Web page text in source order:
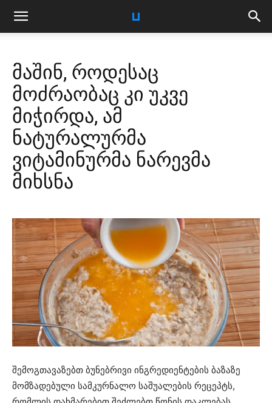
მაშინ, როდესაც
მოძრაობაც კი უკვე
მიჭირდა, ამ
ნატურალურმა
ვიტამინურმა ნარევმა
მიხსნა
შემოგთავაზებთ ბუნებრივი ინგრედიენტების ბაზაზე
მომზადებული სამკურნალო საშუალების რეცეპტს,